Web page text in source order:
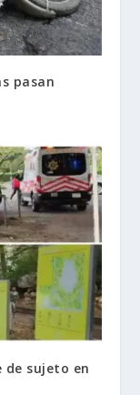
pasan
de sujeto en